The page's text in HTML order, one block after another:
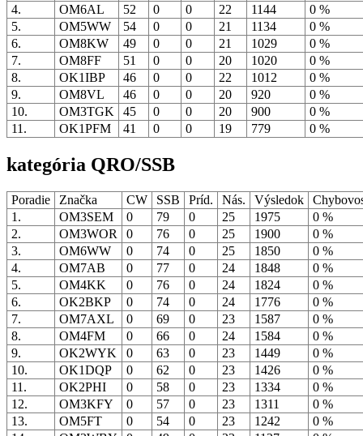
4.
OM6AL 52 0 0 22 1144
0 %
5.
OM5WW 54 0 0 21 1134
0 %
6.
OM8KW 49 0 0 21 1029
0 %
7.
OM8FF 51 0 0 20 1020
0 %
8.
OK1IBP 46 0 0 22 1012
0 %
9.
OM8VL 46 0 0 20 920
0 %
10.
OM3TGK 45 0 0 20 900
0 %
11.
OK1PFM 41 0 0 19 779 0 %
kategória QRO/SSB
Poradie Značka CW SSB Príd. Nás. Výsledok
1.
OM3SEM 0 79 0 25 1975
0 %
2.
OM3WOR 0 76 0 25 1900
0 %
3.
OM6WW 0 74 0 25 1850
0 %
4.
OM7AB 0 77 0 24 1848
0 %
5.
OM4KK 0 76 0 24 1824
0 %
6.
OK2BKP 0 74 0 24 1776
0 %
7.
OM7AXL 0 69 0 23 1587
0 %
8.
OM4FM 0 66 0 24 1584
0 %
9.
OK2WYK 0 63 0 23 1449
0 %
10.
OK1DQP 0 62 0 23 1426
0 %
11.
OK2PHI 0 58 0 23 1334
0 %
12.
OM3KFY 0 57 0 23 1311
0 %
13.
OM5FT 0 54 0 23 1242
0 %